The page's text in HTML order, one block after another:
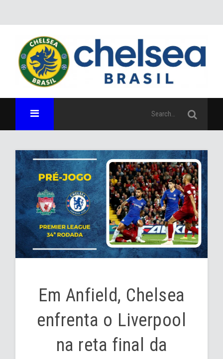
Em Anfield, Chelsea
enfrenta o Liverpool
na reta final da